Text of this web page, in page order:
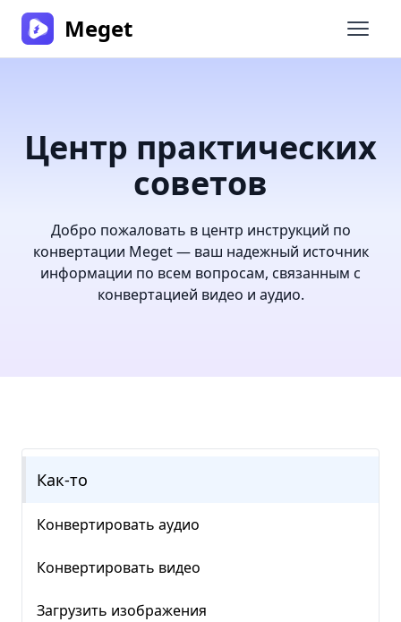
Meget
Центр практических
советов
Добро пожаловать в центр инструкций по
конвертации Meget — ваш надежный источник
информации по всем вопросам, связанным с
конвертацией видео и аудио.
Как-то
Конвертировать аудио
Конвертировать видео
Загрузить изображения